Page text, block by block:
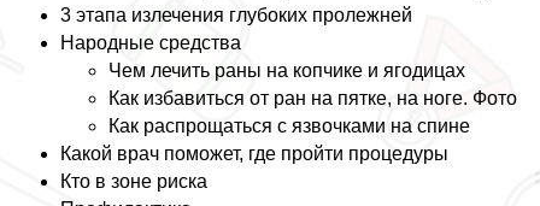
3 этапа излечения глубоких пролежней
Народные средства
Чем лечить раны на копчике и ягoдицах
Как избавиться от ран на пятке, на ноге. Фото
Как распрощаться с язвочками на спине
Какой врач поможет, где пройти процедуры
Кто в зоне риска